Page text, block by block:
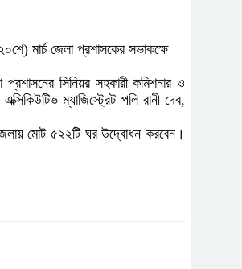
মার্চ জেলা প্রশাসকের সভাকক্ষে
সিনিয়র সহকারী কমিশনার ও
ম্যাজিস্ট্রেট পলি রানী দেব,
মোট ৫২২টি ঘর উদ্বোধন করবেন।